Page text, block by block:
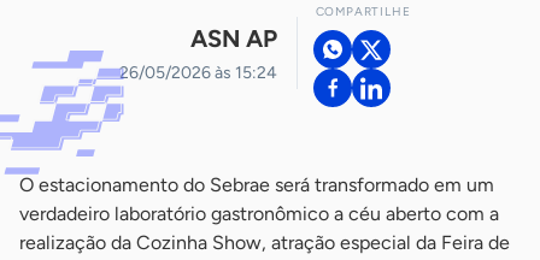
ASN AP
26/05/2026 às 15:24
COMPARTILHE
O estacionamento do Sebrae será transformado em um
verdadeiro laboratório gastronômico a céu aberto com a
realização da Cozinha Show, atração especial da Feira de